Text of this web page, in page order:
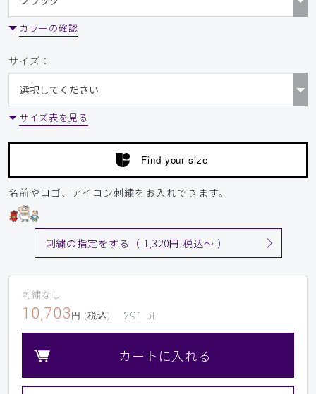
カラーの確認
サイズ：
サイズ表を見る
Find your size
名前やロゴ、アイコン刺繍をお入れできます。
刺繍の指定をする（ 1,320円 税込〜 ）
刺繍なし
10,703 円 (税込) 291 pt
カートに入れる